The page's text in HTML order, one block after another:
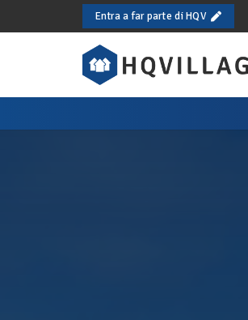
Entra a far parte di HQV